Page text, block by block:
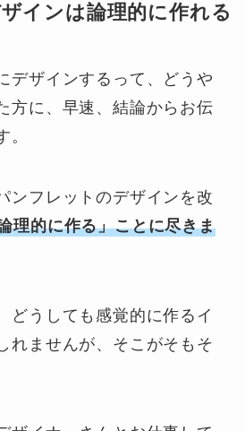
インは論理的に作れる
デザインするって、どうや
方に、早速、結論からお伝
。
ンフレットのデザインを改
理的に作る」ことに尽きま
どうしても感覚的に作るイ
れませんが、そこがそもそ